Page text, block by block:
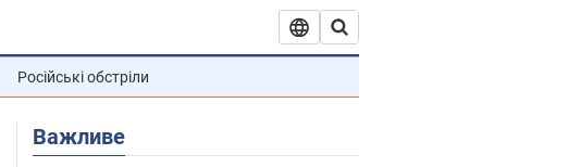
Російські обстріли
Важливе